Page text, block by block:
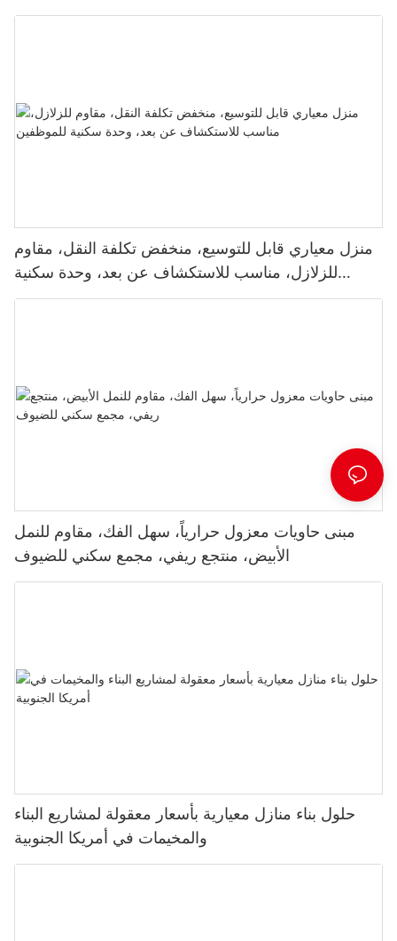
منزل معياري قابل للتوسيع، منخفض تكلفة النقل، مقاوم
للزلازل، مناسب للاستكشاف عن بعد، وحدة سكنية
للموظفين
مبنى حاويات معزول حرارياً، سهل الفك، مقاوم للنمل
الأبيض، منتجع ريفي، مجمع سكني للضيوف
حلول بناء منازل معيارية بأسعار معقولة لمشاريع البناء
والمخيمات في أمريكا الجنوبية